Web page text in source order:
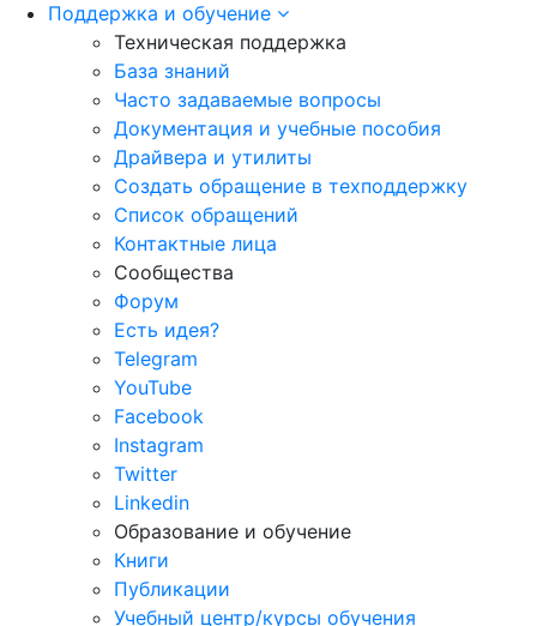
Поддержка и обучение
Техническая поддержка
База знаний
Часто задаваемые вопросы
Документация и учебные пособия
Драйвера и утилиты
Создать обращение в техподдержку
Список обращений
Контактные лица
Сообщества
Форум
Есть идея?
Telegram
YouTube
Facebook
Instagram
Twitter
Linkedin
Образование и обучение
Книги
Публикации
Учебный центр/курсы обучения